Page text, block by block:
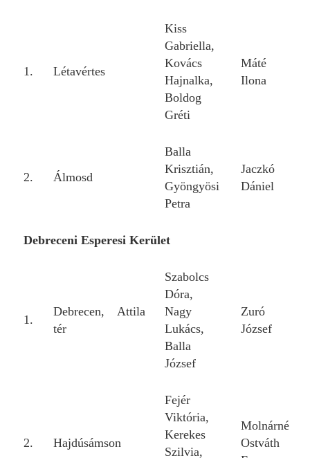
1. Létavértes
Kiss
Gabriella,
Kovács
Hajnalka,
Boldog
Gréti
Máté
Ilona
2. Álmosd
Balla
Krisztián,
Gyöngyösi
Petra
Jaczkó
Dániel
Debreceni Esperesi Kerület
1.
Debrecen, Attila
tér
Szabolcs
Dóra,
Nagy
Lukács,
Balla
József
Zuró
József
2. Hajdúsámson
Fejér
Viktória,
Kerekes
Szilvia,
Molnárné
Ostváth